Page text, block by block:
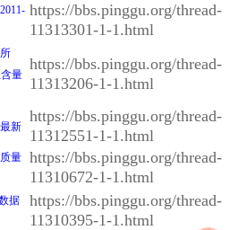
https://bbs.pinggu.org/thread-
11313301-1-1.html
量
https://bbs.pinggu.org/thread-
11313206-1-1.html
新
https://bbs.pinggu.org/thread-
11312551-1-1.html
量
https://bbs.pinggu.org/thread-
11310672-1-1.html
据
https://bbs.pinggu.org/thread-
11310395-1-1.html